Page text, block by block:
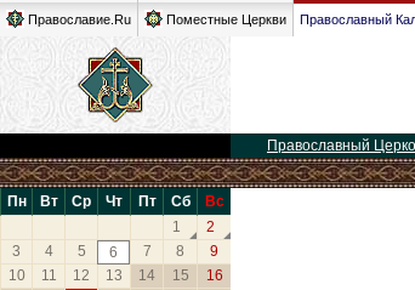
Православие.Ru Поместные Церкви Православный
Православный
Пн Вт Ср Чт Пт Сб
Вс
1
2
3
4 5 6 7 8
9
10
11 12 13 14 15
16